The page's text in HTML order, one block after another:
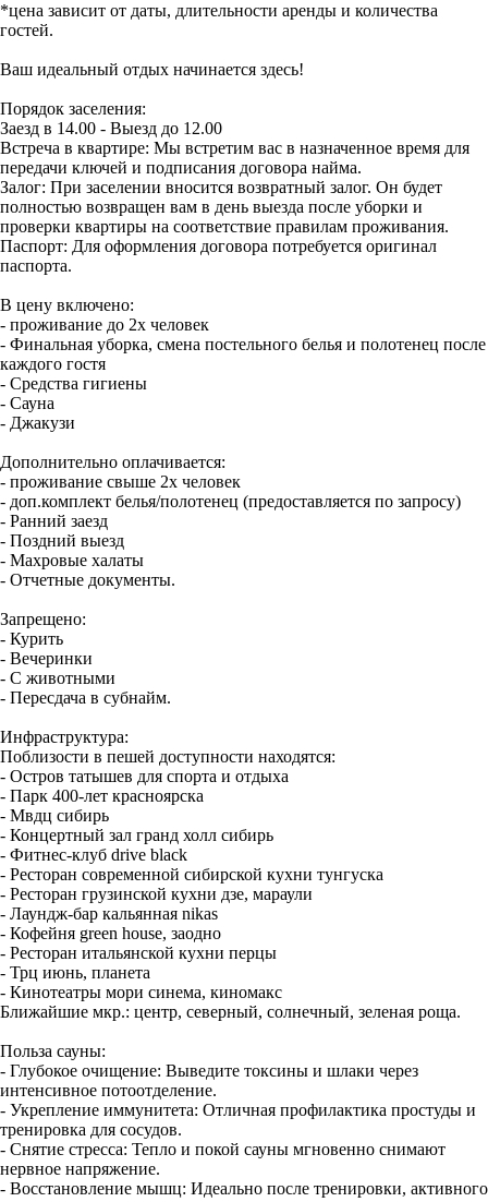
*цена зависит от даты, длительности аренды и количества
гостей.
Ваш идеальный отдых начинается здесь!
Порядок заселения:
Заезд в 14.00 - Выезд до 12.00
Встреча в квартире: Мы встретим вас в назначенное время для
передачи ключей и подписания договора найма.
Залог: При заселении вносится возвратный залог. Он будет
полностью возвращен вам в день выезда после уборки и
проверки квартиры на соответствие правилам проживания.
Паспорт: Для оформления договора потребуется оригинал
паспорта.
В цену включено:
- проживание до 2х человек
- Финальная уборка, смена постельного белья и полотенец после
каждого гостя
- Средства гигиены
- Сауна
- Джакузи
Дополнительно оплачивается:
- проживание свыше 2х человек
- доп.комплект белья/полотенец (предоставляется по запросу)
- Ранний заезд
- Поздний выезд
- Махровые халаты
- Отчетные документы.
Запрещено:
- Курить
- Вечеринки
- С животными
- Пересдача в субнайм.
Инфраструктура:
Поблизости в пешей доступности находятся:
- Остров татышев для спорта и отдыха
- Парк 400-лет красноярска
- Мвдц сибирь
- Концертный зал гранд холл сибирь
- Фитнес-клуб drive black
- Ресторан современной сибирской кухни тунгуска
- Ресторан грузинской кухни дзе, мараули
- Лаундж-бар кальянная nikas
- Кофейня green house, заодно
- Ресторан итальянской кухни перцы
- Трц июнь, планета
- Кинотеатры мори синема, киномакс
Ближайшие мкр.: центр, северный, солнечный, зеленая роща.
Польза сауны:
- Глубокое очищение: Выведите токсины и шлаки через
интенсивное потоотделение.
- Укрепление иммунитета: Отличная профилактика простуды и
тренировка для сосудов.
- Снятие стресса: Тепло и покой сауны мгновенно снимают
нервное напряжение.
- Восстановление мышц: Идеально после тренировки, активного